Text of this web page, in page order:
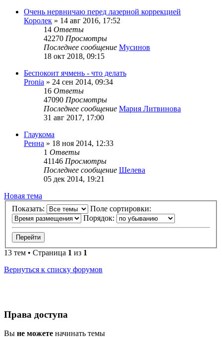
Очень нервничаю перед лазерной коррекцией
Королек » 14 авг 2016, 17:52
14 Ответы
42270 Просмотры
Последнее сообщение Мусинов
18 окт 2018, 09:15
Беспокоит ячмень - что делать
Pronia » 24 сен 2014, 09:34
16 Ответы
47090 Просмотры
Последнее сообщение Мария Литвинова
31 авг 2017, 17:00
Глаукома
Ренна » 18 ноя 2014, 12:33
1 Ответы
41146 Просмотры
Последнее сообщение Шелева
05 дек 2014, 19:21
Новая тема
Показать:
Поле сортировки:
Порядок:
13 тем • Страница 1 из 1
Вернуться к списку форумов
Права доступа
Вы не можете начинать темы